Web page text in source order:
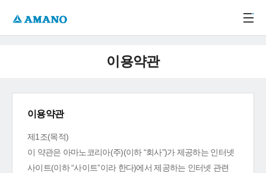
이용약관
이용약관
제1조(목적)
이 약관은 아마노코리아(주)(이하 “회사”)가 제공하는 인터넷
사이트(이하 “사이트”이라 한다)에서 제공하는 인터넷 관련